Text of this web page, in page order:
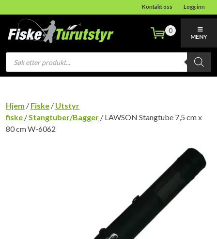
Kontakt oss Logg inn
Products
search
0
MENY
Hjem / Fiske / Utstyr
fiske /Stangtuber/Bagger / LAWSON Stangtube 7,5 cm x
80 cm W-6062